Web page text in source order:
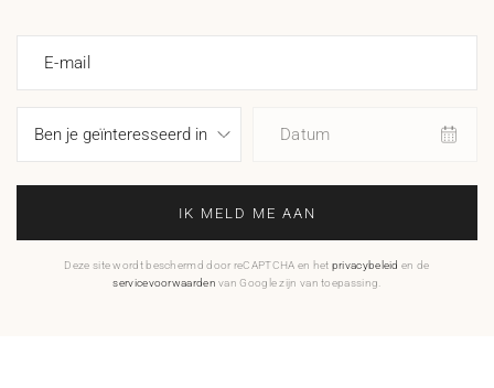
E-mail
Datum
IK MELD ME AAN
Deze site wordt beschermd door reCAPTCHA en het privacybeleid en de
servicevoorwaarden van Google zijn van toepassing.